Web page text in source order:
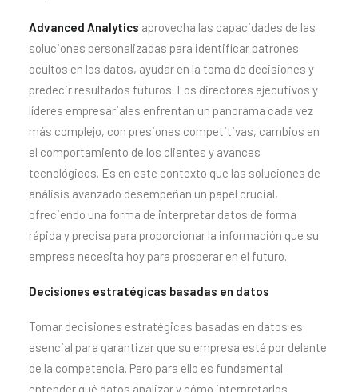
Advanced Analytics aprovecha las capacidades de las
soluciones personalizadas para identificar patrones
ocultos en los datos, ayudar en la toma de decisiones y
predecir resultados futuros. Los directores ejecutivos y
líderes empresariales enfrentan un panorama cada vez
más complejo, con presiones competitivas, cambios en
el comportamiento de los clientes y avances
tecnológicos. Es en este contexto que las soluciones de
análisis avanzado desempeñan un papel crucial,
ofreciendo una forma de interpretar datos de forma
rápida y precisa para proporcionar la información que su
empresa necesita hoy para prosperar en el futuro.
Decisiones estratégicas basadas en datos
Tomar decisiones estratégicas basadas en datos es
esencial para garantizar que su empresa esté por delante
de la competencia. Pero para ello es fundamental
entender qué datos analizar y cómo interpretarlos